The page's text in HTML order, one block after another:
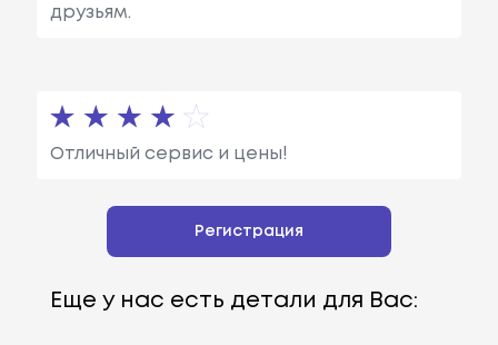
друзьям.
Отличный сервис и цены!
Регистрация
Еще у нас есть детали для Вас: